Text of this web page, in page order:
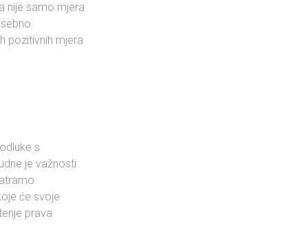
nije samo mjera
pozitivnih mjera
s
je važnosti
će svoje
prava